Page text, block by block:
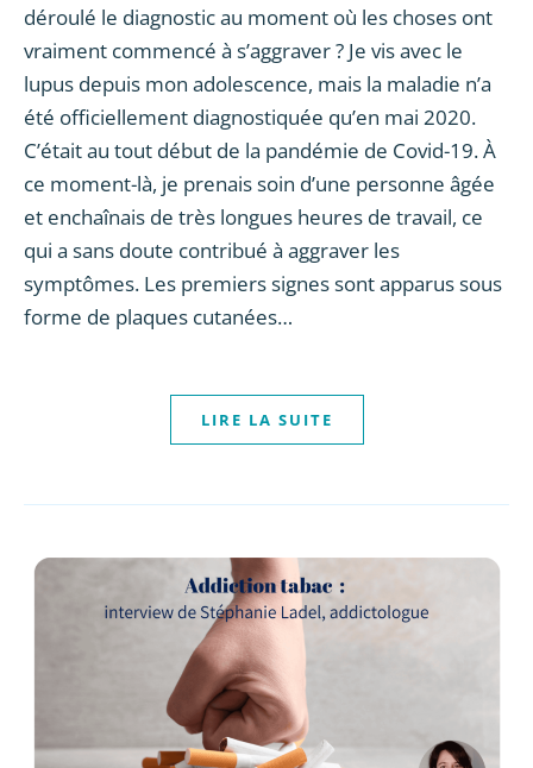
déroulé le diagnostic au moment où les choses ont
vraiment commencé à s’aggraver ? Je vis avec le
lupus depuis mon adolescence, mais la maladie n’a
été officiellement diagnostiquée qu’en mai 2020.
C’était au tout début de la pandémie de Covid-19. À
ce moment-là, je prenais soin d’une personne âgée
et enchaînais de très longues heures de travail, ce
qui a sans doute contribué à aggraver les
symptômes. Les premiers signes sont apparus sous
forme de plaques cutanées…
LIRE LA SUITE